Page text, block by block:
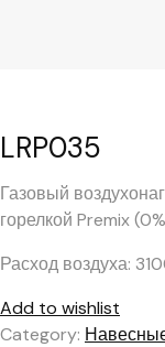
LRP035
Газовый
горелкой Premix
Расход воздуха:
Add to wishlist
Category: